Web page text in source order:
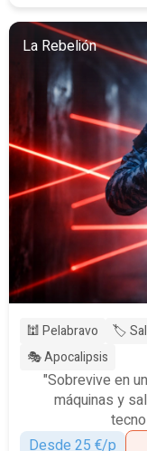
La Rebelión
🕍 Pelabravo 🏷️
🎭 Apocalipsis
"Sobrevive en
máquinas y
Desde 25 €/p